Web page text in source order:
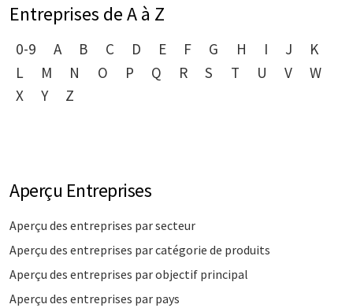
Entreprises de A à Z
0-9 A B C D E F G H I J
K
L
M N O P Q R S T U V
W
X
Y Z
Aperçu Entreprises
Aperçu des entreprises par secteur
Aperçu des entreprises par catégorie de produits
Aperçu des entreprises par objectif principal
Aperçu des entreprises par pays